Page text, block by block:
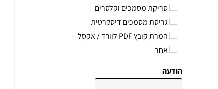
סריקת מסמכים וקלסרים
גריסת מסמכים דיסקרטית
המרת קובץ PDF לוורד / אקסל
אחר
הודעה